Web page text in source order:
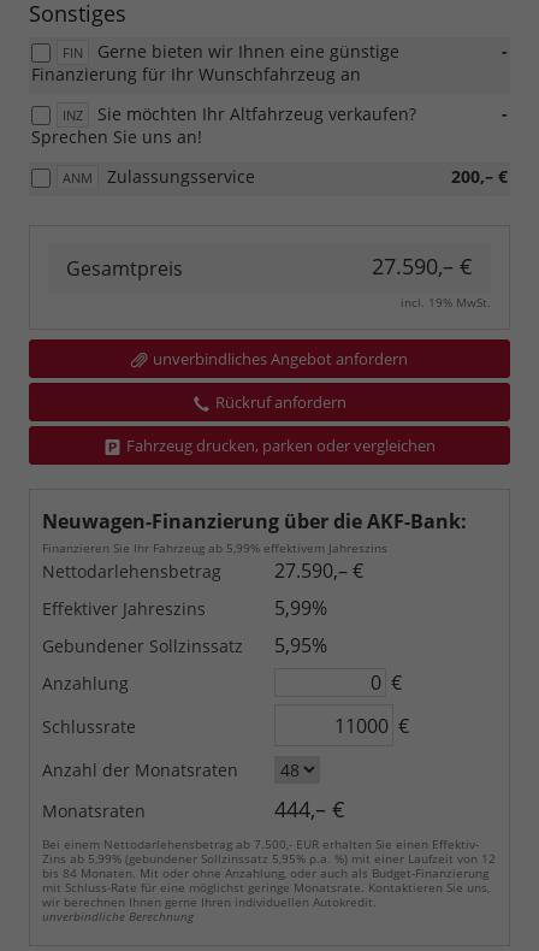
Sonstiges
FIN -
Gerne bieten wir Ihnen eine günstige
Finanzierung für Ihr Wunschfahrzeug an
INZ -
Sie möchten Ihr Altfahrzeug verkaufen?
Sprechen Sie uns an!
ANM 200,– €
Zulassungsservice
Gesamtpreis 27.590,– €
incl. 19% MwSt.
unverbindliches Angebot anfordern
Rückruf anfordern
Fahrzeug drucken, parken oder vergleichen
Neuwagen-Finanzierung über die AKF-Bank:
Finanzieren Sie Ihr Fahrzeug ab 5,99% effektivem Jahreszins
Nettodarlehensbetrag 27.590,– €
Effektiver Jahreszins 5,99%
Gebundener Sollzinssatz 5,95%
Anzahlung €
Schlussrate €
Anzahl der Monatsraten
Monatsraten
444,– €
Bei einem Nettodarlehensbetrag ab 7.500,- EUR erhalten Sie einen Effektiv-
Zins ab 5,99% (gebundener Sollzinssatz 5,95% p.a. %) mit einer Laufzeit von 12
bis 84 Monaten. Mit oder ohne Anzahlung, oder auch als Budget-Finanzierung
mit Schluss-Rate für eine möglichst geringe Monatsrate. Kontaktieren Sie uns,
wir berechnen Ihnen gerne Ihren individuellen Autokredit.
unverbindliche Berechnung